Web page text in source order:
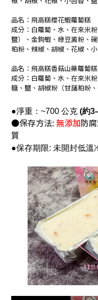
品名：飛高糕櫻花蝦蘿蔔糕
成分：白蘿蔔、水、在來米
鹽）、金鉤蝦、綠豆澱粉、
粕粉、辣椒、胡椒、花椒、
品名：飛高糕香菇山藥蘿蔔糕
成分：白蘿蔔、水、在來米
糖、鹽、胡椒粉（甘藷粕粉
●淨重：~700 公克 (約
●保存方法: 無添加防
質
●保存期限: 未開封低溫